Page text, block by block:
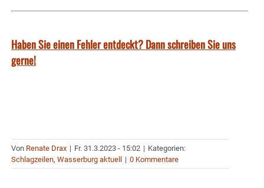
Haben Sie einen Fehler entdeckt? Dann schreiben Sie uns
gerne!
Von Renate Drax | Fr. 31.3.2023 - 15:02 | Kategorien:
Schlagzeilen, Wasserburg aktuell | 0 Kommentare